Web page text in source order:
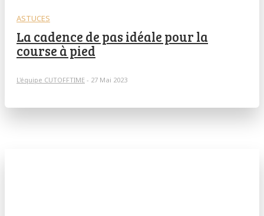
ASTUCES
La cadence de pas idéale pour la
course à pied
L'équipe CUTOFFTIME - 27 Mai 2023